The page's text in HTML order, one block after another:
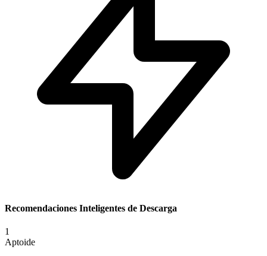
Recomendaciones Inteligentes de Descarga
1
Aptoide